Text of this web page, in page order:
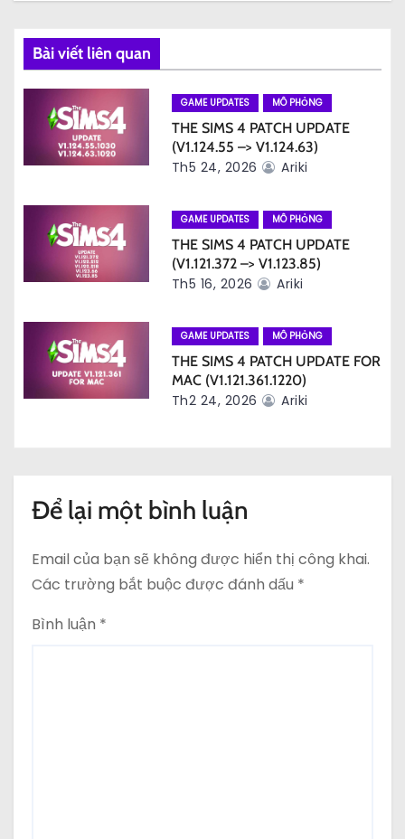
b
à
i
i
ế
Bài viết liên quan
GAME UPDATES MÔ PHỎNG
THE SIMS 4 PATCH UPDATE
(V1.124.55 –> V1.124.63)
Th5 24, 2026 Ariki
GAME UPDATES MÔ PHỎNG
THE SIMS 4 PATCH UPDATE
(V1.121.372 –> V1.123.85)
Th5 16, 2026 Ariki
GAME UPDATES MÔ PHỎNG
THE SIMS 4 PATCH UPDATE FOR
MAC (V1.121.361.1220)
Th2 24, 2026 Ariki
Để lại một bình luận
Email của bạn sẽ không được hiển thị công khai.
Các trường bắt buộc được đánh dấu *
Bình luận *